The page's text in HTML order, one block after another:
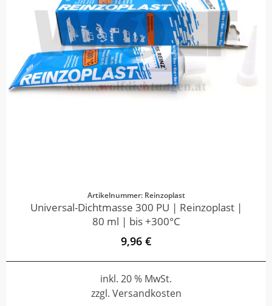
Artikelnummer: Reinzoplast
Universal-Dichtmasse 300 PU | Reinzoplast |
80 ml | bis +300°C
9,96 €
inkl. 20 % MwSt.
zzgl. Versandkosten